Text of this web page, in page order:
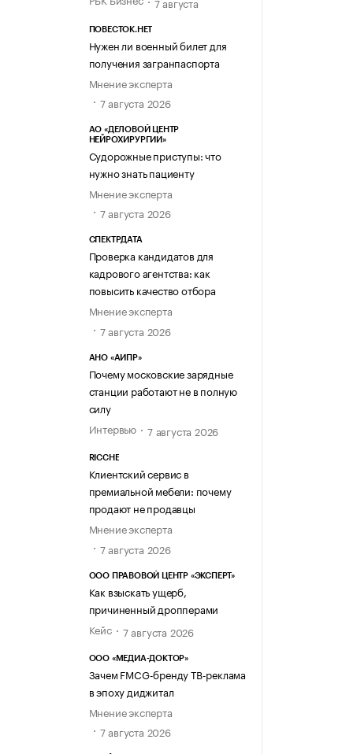
ПОВЕСТОК.НЕТ
Нужен ли военный билет для
получения загранпаспорта
Мнение эксперта
7 августа 2026
АО «ДЕЛОВОЙ ЦЕНТР
НЕЙРОХИРУРГИИ»
Судорожные приступы: что
нужно знать пациенту
Мнение эксперта
7 августа 2026
СПЕКТРДАТА
Проверка кандидатов для
кадрового агентства: как
повысить качество отбора
Мнение эксперта
7 августа 2026
АНО «АИПР»
Почему московские зарядные
станции работают не в полную
силу
Интервью
7 августа 2026
RICCHE
Клиентский сервис в
премиальной мебели: почему
продают не продавцы
Мнение эксперта
7 августа 2026
ООО ПРАВОВОЙ ЦЕНТР «ЭКСПЕРТ»
Как взыскать ущерб,
причиненный дропперами
Кейс
7 августа 2026
ООО «МЕДИА-ДОКТОР»
Зачем FMCG-бренду ТВ-реклама
в эпоху диджитал
Мнение эксперта
7 августа 2026